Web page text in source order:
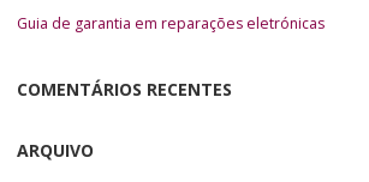
Guia de garantia em reparações eletrónicas
COMENTÁRIOS RECENTES
ARQUIVO